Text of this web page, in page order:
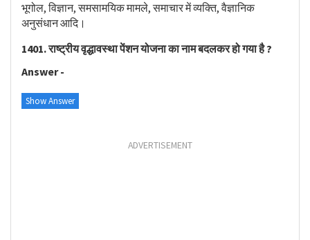
भूगोल, विज्ञान, समसामयिक मामले, समाचार में व्यक्ति, वैज्ञानिक
अनुसंधान आदि।
1401. राष्ट्रीय वृद्धावस्था पेंशन योजना का नाम बदलकर हो गया है ?
Answer -
Show Answer
ADVERTISEMENT